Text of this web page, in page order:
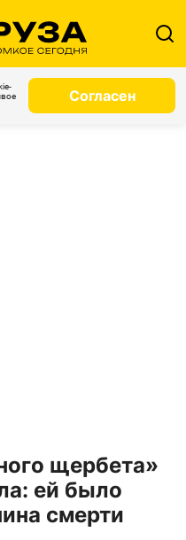
Согласен
щербета»
ей было
смерти